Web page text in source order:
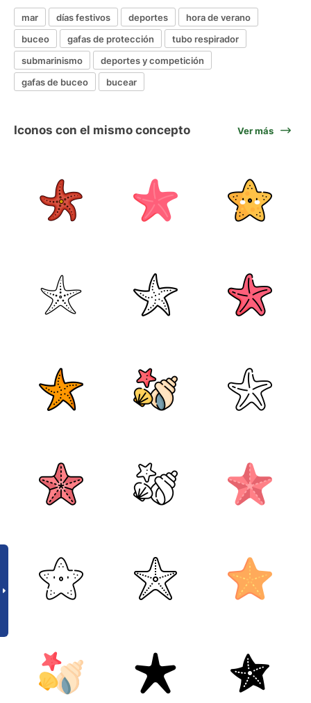
mar días festivos deportes
hora de verano
buceo
gafas de protección
tubo respirador
submarinismo
deportes y competición
gafas de buceo
bucear
Iconos con el mismo concepto Ver más